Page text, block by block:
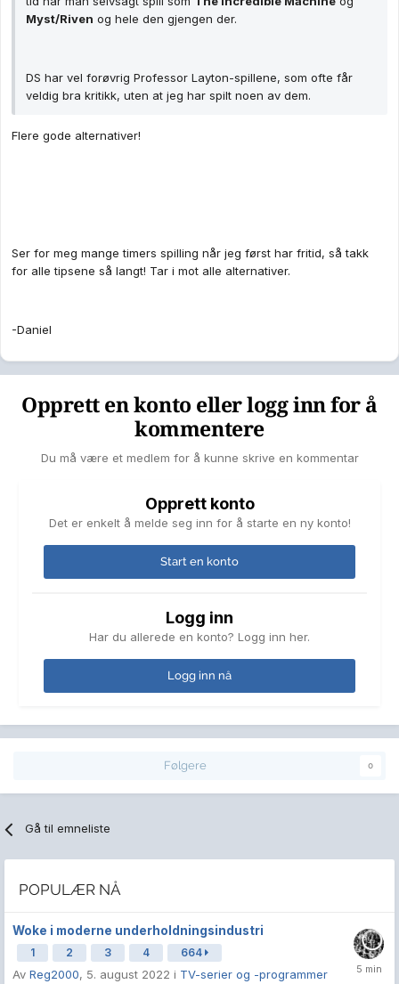
Myst/Riven og hele den gjengen der.
DS har vel forøvrig Professor Layton-spillene, som ofte får
veldig bra kritikk, uten at jeg har spilt noen av dem.
Flere gode alternativer!
Ser for meg mange timers spilling når jeg først har fritid, så takk
for alle tipsene så langt! Tar i mot alle alternativer.
-Daniel
Opprett en konto eller logg inn for å
kommentere
Du må være et medlem for å kunne skrive en kommentar
Opprett konto
Det er enkelt å melde seg inn for å starte en ny konto!
Start en konto
Logg inn
Har du allerede en konto? Logg inn her.
Logg inn nå
Følgere 0
Gå til emneliste
POPULÆR NÅ
Woke i moderne underholdningsindustri
1 2 3 4 664
Av Reg2000, 5. august 2022 i TV-serier og -programmer